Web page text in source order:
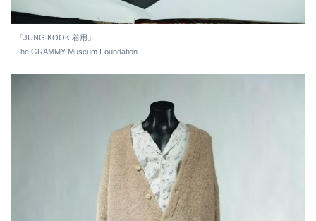
『JUNG KOOK 着用』
The GRAMMY Museum Foundation